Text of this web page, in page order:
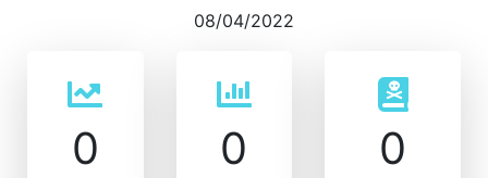
08/04/2022
0 0 0